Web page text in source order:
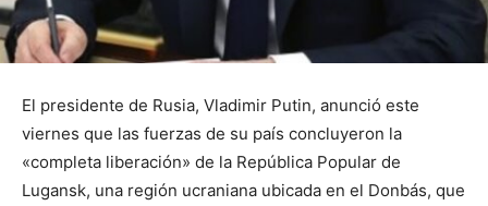
El presidente de Rusia, Vladimir Putin, anunció este
viernes que las fuerzas de su país concluyeron la
«completa liberación» de la República Popular de
Lugansk, una región ucraniana ubicada en el Donbás, que